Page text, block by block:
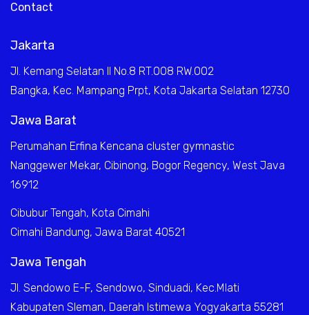
Contact
Jakarta
Jl. Kemang Selatan II No.8 RT.008 RW.002
Bangka, Kec. Mampang Prpt, Kota Jakarta Selatan 12730
Jawa Barat
Perumahan Erfina Kencana cluster gymnastic
Nanggewer Mekar, Cibinong, Bogor Regency, West Java
16912
Cibubur Tengah, Kota Cimahi
Cimahi Bandung, Jawa Barat 40521
Jawa Tengah
Jl. Sendowo E-F, Sendowo, Sinduadi, Kec.Mlati
Kabupaten Sleman, Daerah Istimewa Yogyakarta 55281